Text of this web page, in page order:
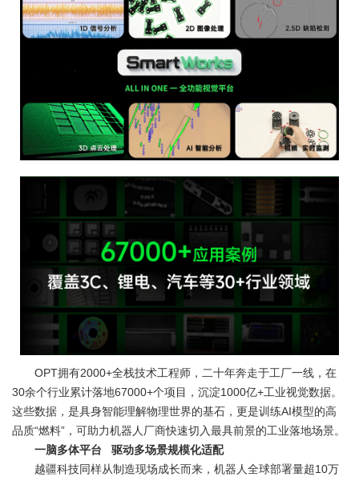
OPT拥有2000+全栈技术工程师，二十年奔走于工厂一线，在
30余个行业累计落地67000+个项目，沉淀1000亿+工业视觉数据。
这些数据，是具身智能理解物理世界的基石，更是训练AI模型的高
品质“燃料”，可助力机器人厂商快速切入最具前景的工业落地场景。
一脑多体平台 驱动多场景规模化适配
越疆科技同样从制造现场成长而来，机器人全球部署量超10万